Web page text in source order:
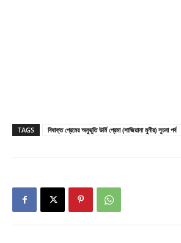
TAGS বিষাক্ত প্রেমের অনুভূতি উর্মি প্রেমা (সাজিয়ানা মুনীর) সূচনা পর্ব